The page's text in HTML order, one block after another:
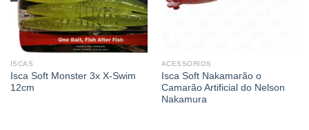
ISCAS
Isca Soft Monster 3x X-Swim
12cm
ACESSÓRIOS
Isca Soft Nakamarão o
Camarão Artificial do Nelson
Nakamura